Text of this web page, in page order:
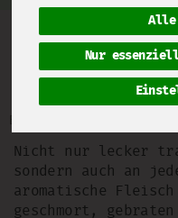
Alle
Nur
Nicht nur lecker
sondern auch an
aromatische Fleisch
geschmort,